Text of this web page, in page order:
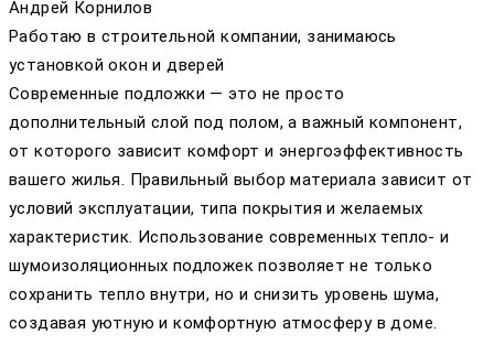
Андрей Корнилов
Работаю в строительной компании, занимаюсь
установкой окон и дверей
Современные подложки — это не просто
дополнительный слой под полом, а важный компонент,
от которого зависит комфорт и энергоэффективность
вашего жилья. Правильный выбор материала зависит от
условий эксплуатации, типа покрытия и желаемых
характеристик. Использование современных тепло- и
шумоизоляционных подложек позволяет не только
сохранить тепло внутри, но и снизить уровень шума,
создавая уютную и комфортную атмосферу в доме.